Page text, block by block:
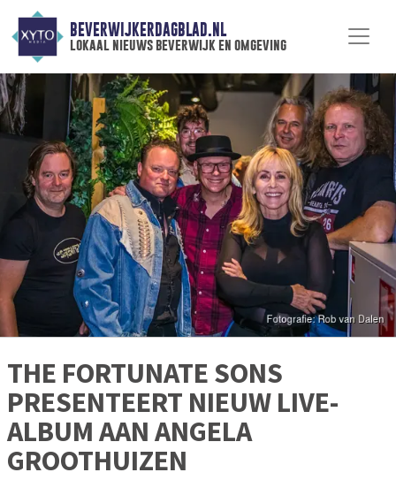
BEVERWIJKERDAGBLAD.NL
lokaal nieuws beverwijk en omgeving
THE FORTUNATE SONS
PRESENTEERT NIEUW LIVE-
ALBUM AAN ANGELA
GROOTHUIZEN